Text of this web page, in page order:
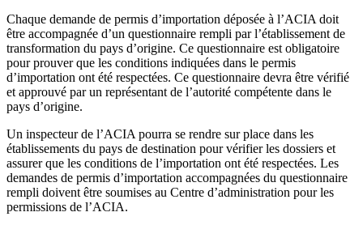
Chaque demande de permis d’importation déposée à l’ACIA doit
être accompagnée d’un questionnaire rempli par l’établissement de
transformation du pays d’origine. Ce questionnaire est obligatoire
pour prouver que les conditions indiquées dans le permis
d’importation ont été respectées. Ce questionnaire devra être vérifié
et approuvé par un représentant de l’autorité compétente dans le
pays d’origine.
Un inspecteur de l’ACIA pourra se rendre sur place dans les
établissements du pays de destination pour vérifier les dossiers et
assurer que les conditions de l’importation ont été respectées. Les
demandes de permis d’importation accompagnées du questionnaire
rempli doivent être soumises au Centre d’administration pour les
permissions de l’ACIA.